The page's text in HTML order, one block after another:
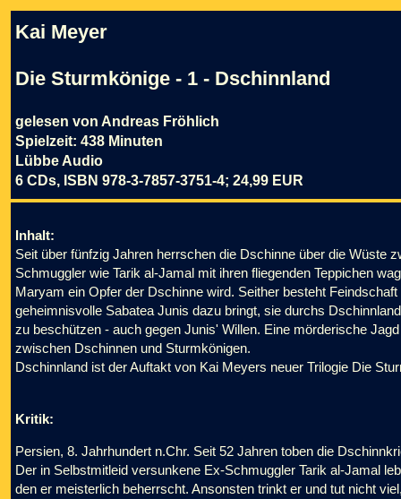
Kai Meyer
Die Sturmkönige - 1 - Dschinnland
gelesen von Andreas Fröhlich
Spielzeit: 438 Minuten
Lübbe Audio
6 CDs, ISBN 978-3-7857-3751-4; 24,99 EUR
Inhalt:
Seit über fünfzig Jahren herrschen die Dschinne über die Wüste
Schmuggler wie Tarik al-Jamal mit ihren fliegenden Teppichen
Maryam ein Opfer der Dschinne wird. Seither besteht
geheimnisvolle Sabatea Junis dazu bringt, sie durchs
zu beschützen - auch gegen Junis' Willen. Eine mörderische
zwischen Dschinnen und Sturmkönigen.
Dschinnland ist der Auftakt von Kai Meyers neuer Trilogie Die
Kritik:
Persien, 8. Jahrhundert n.Chr. Seit 52 Jahren toben die
Der in Selbstmitleid versunkene Ex-Schmuggler Tarik al-Jamal
den er meisterlich beherrscht. Ansonsten trinkt er und tut nicht